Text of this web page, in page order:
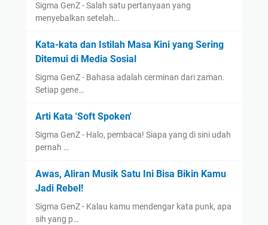
Sigma GenZ - Salah satu pertanyaan yang
menyebalkan setelah…
Kata-kata dan Istilah Masa Kini yang Sering
Ditemui di Media Sosial
Sigma GenZ - Bahasa adalah cerminan dari zaman.
Setiap gene…
Arti Kata 'Soft Spoken'
Sigma GenZ - Halo, pembaca! Siapa yang di sini udah
pernah …
Awas, Aliran Musik Satu Ini Bisa Bikin Kamu
Jadi Rebel!
Sigma GenZ - Kalau kamu mendengar kata punk, apa
sih yang p…